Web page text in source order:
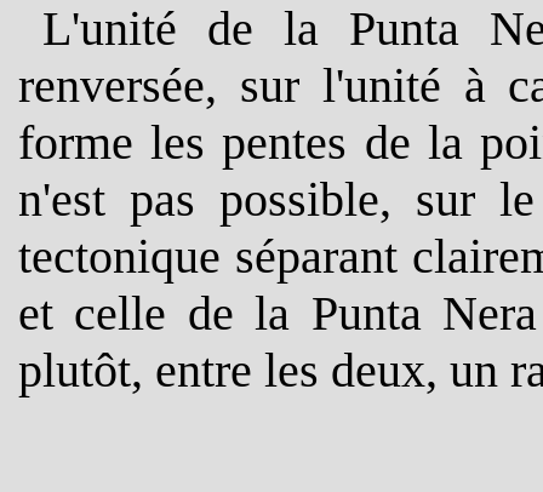
L'unité de la Punta
renversée, sur l'unité à
forme les pentes de la
n'est pas possible, sur
tectonique séparant
et celle de la Punta
plutôt, entre les deux, un